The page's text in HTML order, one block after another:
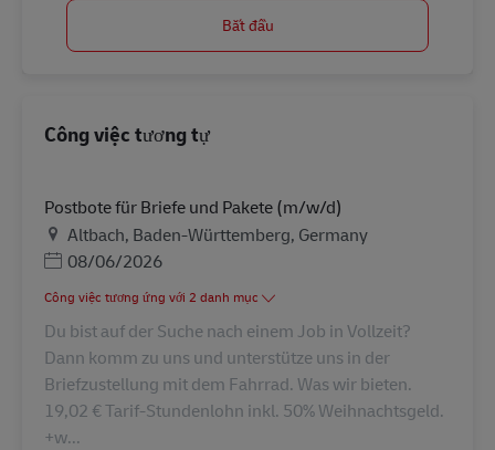
Bắt đầu
Công việc tương tự
Postbote für Briefe und Pakete (m/w/d)
Địa điểm
Altbach, Baden-Württemberg, Germany
Posted Date
08/06/2026
Công việc tương ứng với 2 danh mục
Du bist auf der Suche nach einem Job in Vollzeit?
Dann komm zu uns und unterstütze uns in der
Briefzustellung mit dem Fahrrad. Was wir bieten.
19,02 € Tarif-Stundenlohn inkl. 50% Weihnachtsgeld.
+w...